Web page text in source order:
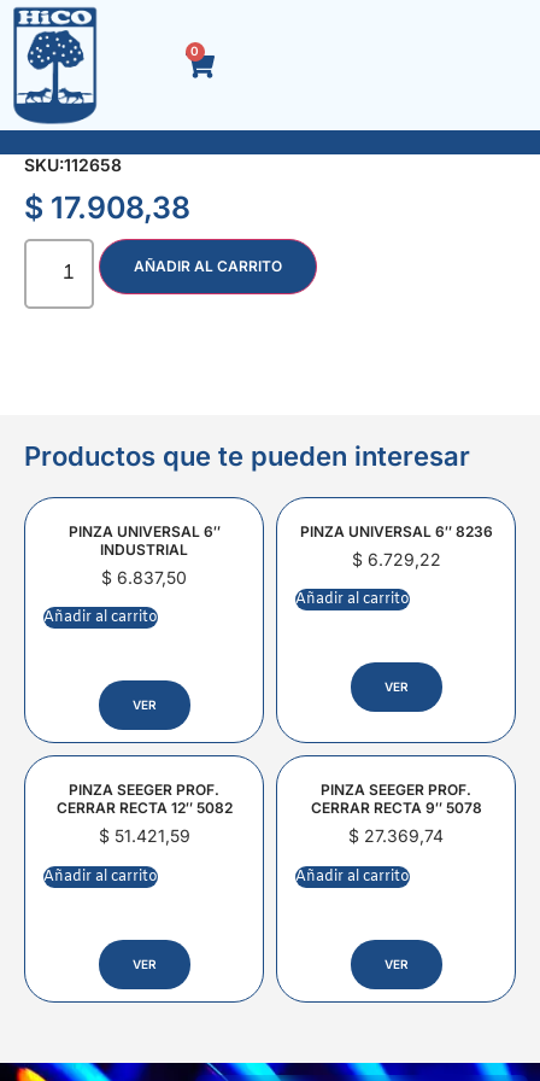
0
TUBO IMPACTO ENC. 3/4″ 33 mm. 5885
SKU:112658
$ 17.908,38
AÑADIR AL CARRITO
Productos que te pueden interesar
PINZA UNIVERSAL 6″
INDUSTRIAL
$ 6.837,50
Añadir al carrito
VER
PINZA UNIVERSAL 6″ 8236
$6.729,22
Añadir al carrito
VER
PINZA SEEGER PROF.
CERRAR RECTA 12″ 5082
$51.421,59
Añadir al carrito
VER
PINZA SEEGER PROF.
CERRAR RECTA 9″ 5078
$ 27.369,74
Añadir al carrito
VER